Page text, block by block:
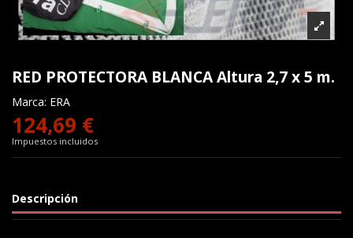
RED PROTECTORA BLANCA Altura 2,7 x 5 m.
Marca: ERA
124,69 €
Impuestos incluidos
Descripción